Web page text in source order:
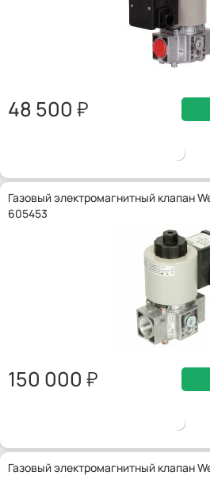
48 500
Газовый электромагнитный клапан
605453
150 000
Газовый электромагнитный клапан